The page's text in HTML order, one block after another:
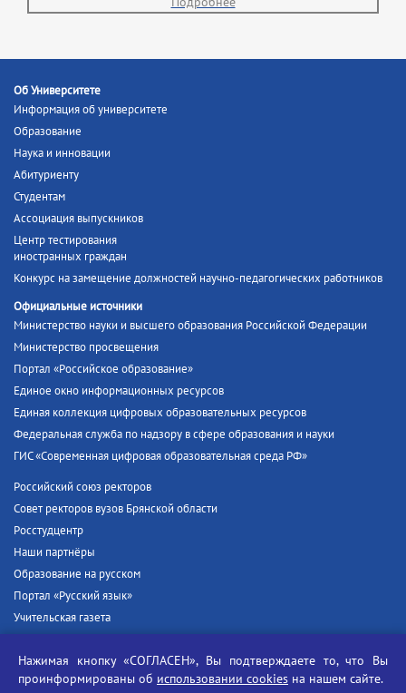
Об Университете
Информация об университете
Образование
Наука и инновации
Абитуриенту
Студентам
Ассоциация выпускников
Центр тестирования
иностранных граждан
Конкурс на замещение должностей научно-педагогических работников
Официальные источники
Министерство науки и высшего образования Российской Федерации
Министерство просвещения
Портал «Российское образование»
Единое окно информационных ресурсов
Единая коллекция цифровых образовательных ресурсов
Федеральная служба по надзору в сфере образования и науки
ГИС «Современная цифровая образовательная среда РФ»
Российский союз ректоров
Совет ректоров вузов Брянской области
Росстудцентр
Наши партнёры
Образование на русском
Портал «Русский язык»
Учительская газета
Единый портал государственных услуг
Нажимая кнопку «СОГЛАСЕН», Вы подтверждаете то, что Вы
проинформированы об использовании cookies на нашем сайте.